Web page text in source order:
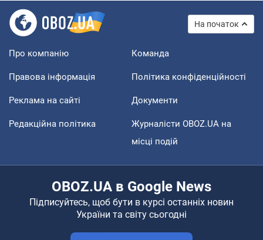
На початок
Про компанію Команда
Правова інформація Політика конфіденційності
Реклама на сайті Документи
Редакційна політика
Журналісти OBOZ.UA на
місці подій
OBOZ.UA в Google News
Підписуйтесь, щоб бути в курсі останніх новин
України та світу сьогодні